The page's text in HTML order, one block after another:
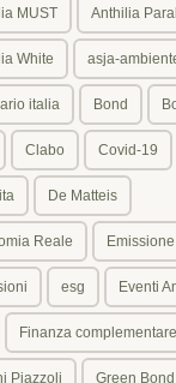
MUST Anthilia
White asja-
italia Bond
Clabo Covid-19
De Matteis
Reale Emissione
esg Eventi
Finanza complementare
Piazzoli Green Bond